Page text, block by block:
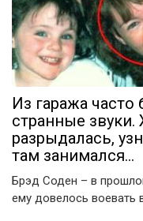
Из гаража
странные звуки.
разрыдалась,
там занимался…
Брэд Соден – в
ему довелось воевать